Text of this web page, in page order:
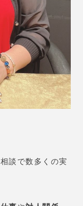
談で数多くの実